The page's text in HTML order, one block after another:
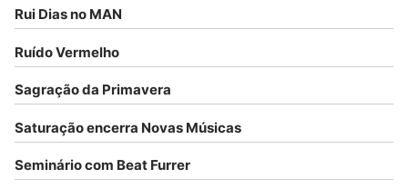
Rui Dias no MAN
Ruído Vermelho
Sagração da Primavera
Saturação encerra Novas Músicas
Seminário com Beat Furrer